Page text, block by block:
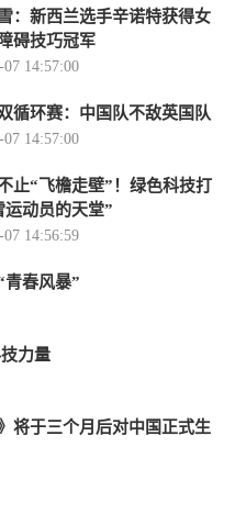
：新西兰选手辛诺特获得女
碍技巧冠军
07 14:57:00
循环赛：中国队不敌英国队
07 14:57:00
止“飞檐走壁”！绿色科技打
运动员的天堂”
07 14:56:59
青春风暴”
力量
将于三个月后对中国正式生